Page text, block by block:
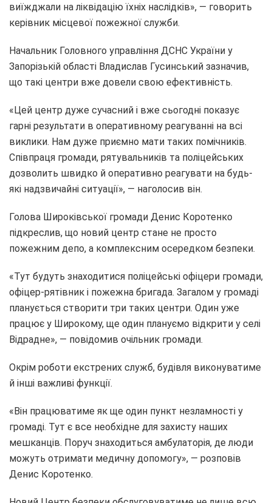
виїжджали на ліквідацію їхніх наслідків», — говорить
керівник місцевої пожежної служби.
Начальник Головного управління ДСНС України у
Запорізькій області Владислав Гусинський зазначив,
що такі центри вже довели свою ефективність.
«Цей центр дуже сучасний і вже сьогодні показує
гарні результати в оперативному реагуванні на всі
виклики. Нам дуже приємно мати таких помічників.
Співпраця громади, рятувальників та поліцейських
дозволить швидко й оперативно реагувати на будь-
які надзвичайні ситуації», — наголосив він.
Голова Широківської громади Денис Коротенко
підкреслив, що новий центр стане не просто
пожежним депо, а комплексним осередком безпеки.
«Тут будуть знаходитися поліцейські офіцери громади,
офіцер-рятівник і пожежна бригада. Загалом у громаді
планується створити три таких центри. Один уже
працює у Широкому, ще один плануємо відкрити у селі
Відрадне», — повідомив очільник громади.
Окрім роботи екстрених служб, будівля виконуватиме
й інші важливі функції.
«Він працюватиме як ще один пункт незламності у
громаді. Тут є все необхідне для захисту наших
мешканців. Поруч знаходиться амбулаторія, де люди
можуть отримати медичну допомогу», — розповів
Денис Коротенко.